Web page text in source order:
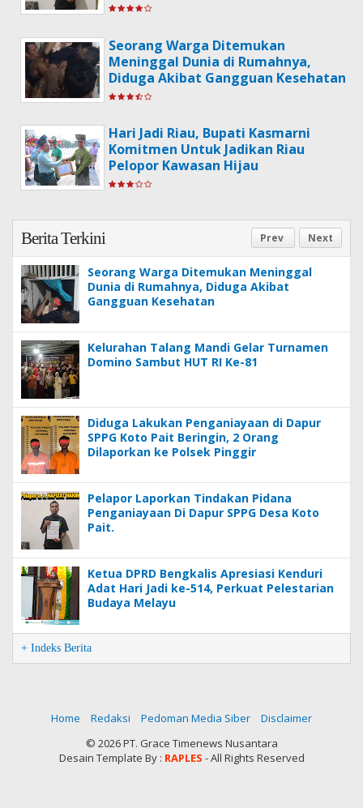
Seorang Warga Ditemukan
Meninggal Dunia di Rumahnya,
Diduga Akibat Gangguan Kesehatan
Hari Jadi Riau, Bupati Kasmarni
Komitmen Untuk Jadikan Riau
Pelopor Kawasan Hijau
Prev Next
Berita Terkini
Seorang Warga Ditemukan Meninggal
Dunia di Rumahnya, Diduga Akibat
Gangguan Kesehatan
Kelurahan Talang Mandi Gelar Turnamen
Domino Sambut HUT RI Ke-81
Diduga Lakukan Penganiayaan di Dapur
SPPG Koto Pait Beringin, 2 Orang
Dilaporkan ke Polsek Pinggir
Pelapor Laporkan Tindakan Pidana
Penganiayaan Di Dapur SPPG Desa Koto
Pait.
Ketua DPRD Bengkalis Apresiasi Kenduri
Adat Hari Jadi ke-514, Perkuat Pelestarian
Budaya Melayu
+ Indeks Berita
Home Redaksi Pedoman Media Siber
Disclaimer
© 2026 PT. Grace Timenews Nusantara
Desain Template By : RAPLES - All Rights Reserved